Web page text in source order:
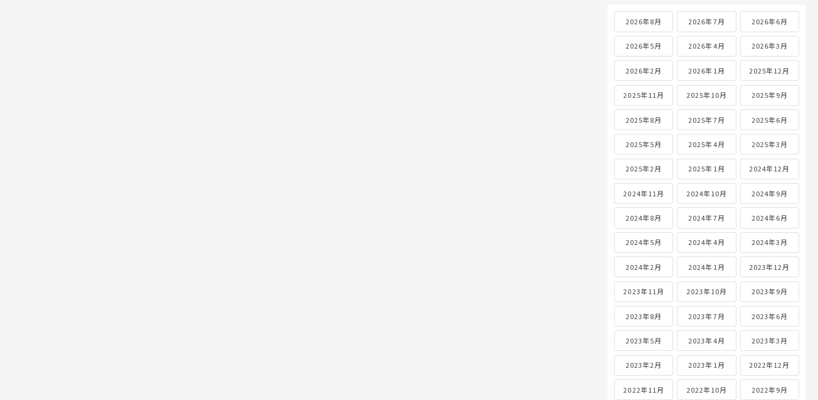
2026年8月 2026年7月 2026年6月
2026年5月 2026年4月 2026年3月
2026年2月 2026年1月 2025年12月
2025年11月 2025年10月 2025年9月
2025年8月 2025年7月 2025年6月
2025年5月 2025年4月 2025年3月
2025年2月 2025年1月 2024年12月
2024年11月 2024年10月 2024年9月
2024年8月 2024年7月 2024年6月
2024年5月 2024年4月 2024年3月
2024年2月 2024年1月 2023年12月
2023年11月 2023年10月 2023年9月
2023年8月 2023年7月 2023年6月
2023年5月 2023年4月 2023年3月
2023年2月 2023年1月 2022年12月
2022年11月 2022年10月 2022年9月